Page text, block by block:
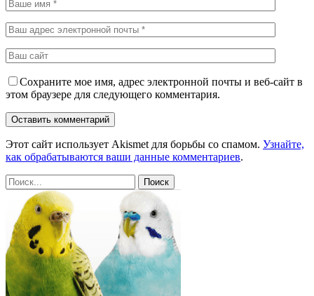
Сохраните мое имя, адрес электронной почты и веб-сайт в
этом браузере для следующего комментария.
Этот сайт использует Akismet для борьбы со спамом. Узнайте,
как обрабатываются ваши данные комментариев.